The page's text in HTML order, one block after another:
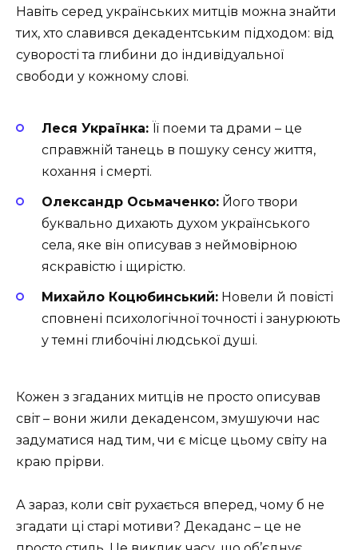
Навіть серед українських митців можна знайти
тих, хто славився декадентським підходом: від
суворості та глибини до індивідуальної
свободи у кожному слові.
Леся Українка: Її поеми та драми – це
справжній танець в пошуку сенсу життя,
кохання і смерті.
Олександр Осьмаченко: Його твори
буквально дихають духом українського
села, яке він описував з неймовірною
яскравістю і щирістю.
Михайло Коцюбинський: Новели й повісті
сповнені психологічної точності і занурюють
у темні глибочіні людської душі.
Кожен з згаданих митців не просто описував
світ – вони жили декаденсом, змушуючи нас
задуматися над тим, чи є місце цьому світу на
краю прірви.
А зараз, коли світ рухається вперед, чому б не
згадати ці старі мотиви? Декаданс – це не